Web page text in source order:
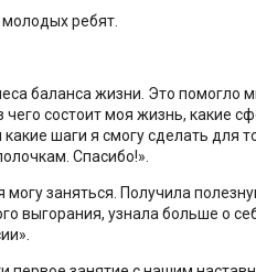
ребят.
баланса жизни. Это помогло
чего состоит моя жизнь, какие
шаги я смогу сделать для
Спасибо!».
заняться. Получила
выгорания, узнала больше о